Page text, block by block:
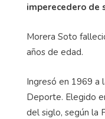
imperecedero de
Morera Soto
años de edad.
Ingresó en 1969 a
Deporte. Elegido
del siglo, según la